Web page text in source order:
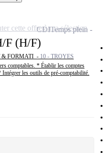
F (H/F)
& FORMATI - 10 - TROYES
comptables. * Établir les comptes
les outils de pré-comptabilité.
CDITemps plein
cette offre à ma sélection